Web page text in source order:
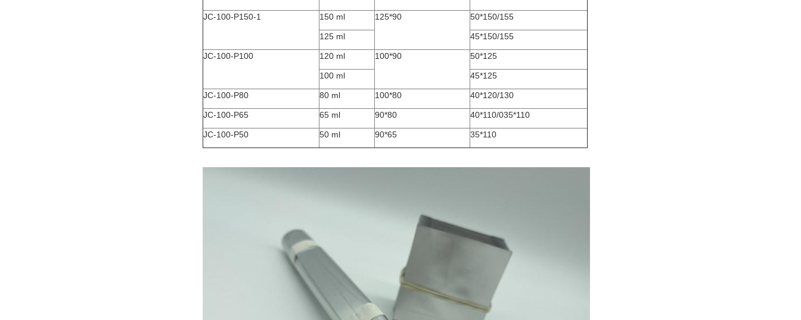
JC-100-P150-1 150 ml 125*90 50*150/155
125 ml 45*150/155
JC-100-P100 120 ml 100*90 50*125
100 ml 45*125
JC-100-P80 80 ml 100*80 40*120/130
JC-100-P65 65 ml 90*80 40*110/035*110
JC-100-P50 50 ml 90*65 35*110